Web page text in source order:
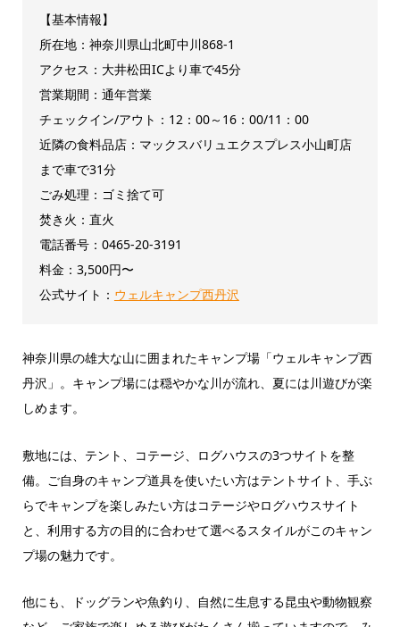
【基本情報】
所在地：神奈川県山北町中川868-1
アクセス：大井松田ICより車で45分
営業期間：通年営業
チェックイン/アウト：12：00～16：00/11：00
近隣の食料品店：マックスバリュエクスプレス小山町店
まで車で31分
ごみ処理：ゴミ捨て可
焚き火：直火
電話番号：0465-20-3191
料金：3,500円〜
公式サイト： ウェルキャンプ西丹沢
神奈川県の雄大な山に囲まれたキャンプ場「ウェルキャンプ西
丹沢」。キャンプ場には穏やかな川が流れ、夏には川遊びが楽
しめます。
敷地には、テント、コテージ、ログハウスの3つサイトを整
備。ご自身のキャンプ道具を使いたい方はテントサイト、手ぶ
らでキャンプを楽しみたい方はコテージやログハウスサイト
と、利用する方の目的に合わせて選べるスタイルがこのキャン
プ場の魅力です。
他にも、ドッグランや魚釣り、自然に生息する昆虫や動物観察